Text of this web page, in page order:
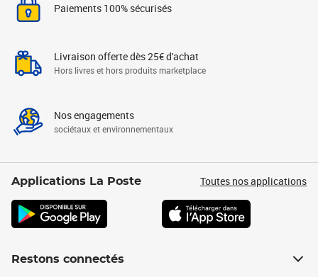
Paiements 100% sécurisés
Livraison offerte dès 25€ d'achat
Hors livres et hors produits marketplace
Nos engagements
sociétaux et environnementaux
Applications La Poste Toutes nos applications
Restons connectés